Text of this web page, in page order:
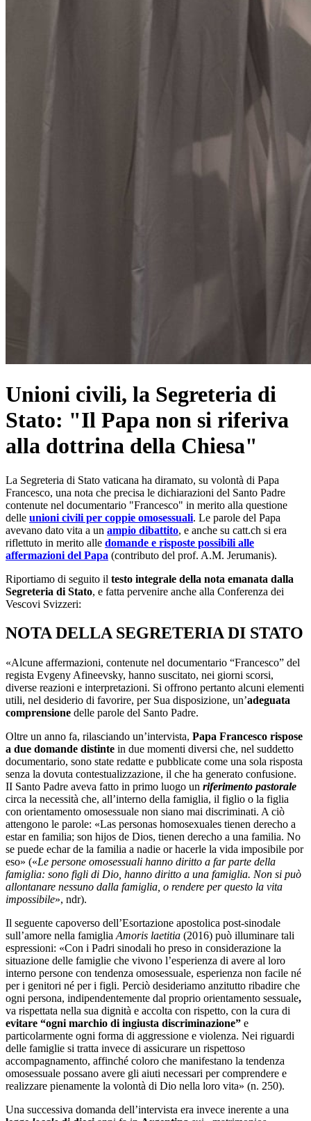
Unioni civili, la Segreteria di
Stato: "Il Papa non si riferiva
alla dottrina della Chiesa"
La Segreteria di Stato vaticana ha diramato, su volontà di Papa
Francesco, una nota che precisa le dichiarazioni del Santo Padre
contenute nel documentario "Francesco" in merito alla questione
delle unioni civili per coppie omosessuali. Le parole del Papa
avevano dato vita a un ampio dibattito, e anche su catt.ch si era
riflettuto in merito alle domande e risposte possibili alle
affermazioni del Papa (contributo del prof. A.M. Jerumanis).
Riportiamo di seguito il testo integrale della nota emanata dalla
Segreteria di Stato, e fatta pervenire anche alla Conferenza dei
Vescovi Svizzeri:
NOTA DELLA SEGRETERIA DI STATO
«Alcune affermazioni, contenute nel documentario “Francesco” del
regista Evgeny Afineevsky, hanno suscitato, nei giorni scorsi,
diverse reazioni e interpretazioni. Si offrono pertanto alcuni elementi
utili, nel desiderio di favorire, per Sua disposizione, un’adeguata
comprensione delle parole del Santo Padre.
Oltre un anno fa, rilasciando un’intervista, Papa Francesco rispose
a due domande distinte in due momenti diversi che, nel suddetto
documentario, sono state redatte e pubblicate come una sola risposta
senza la dovuta contestualizzazione, il che ha generato confusione.
II Santo Padre aveva fatto in primo luogo un riferimento pastorale
circa la necessità che, all’interno della famiglia, il figlio o la figlia
con orientamento omosessuale non siano mai discriminati. A ciò
attengono le parole: «Las personas homosexuales tienen derecho a
estar en familia; son hijos de Dios, tienen derecho a una familia. No
se puede echar de la familia a nadie or hacerle la vida imposibile por
eso» («Le persone omosessuali hanno diritto a far parte della
famiglia: sono figli di Dio, hanno diritto a una famiglia. Non si può
allontanare nessuno dalla famiglia, o rendere per questo la vita
impossibile», ndr).
Il seguente capoverso dell’Esortazione apostolica post-sinodale
sull’amore nella famiglia Amoris laetitia (2016) può illuminare tali
espressioni: «Con i Padri sinodali ho preso in considerazione la
situazione delle famiglie che vivono l’esperienza di avere al loro
interno persone con tendenza omosessuale, esperienza non facile né
per i genitori né per i figli. Perciò desideriamo anzitutto ribadire che
ogni persona, indipendentemente dal proprio orientamento sessuale,
va rispettata nella sua dignità e accolta con rispetto, con la cura di
evitare “ogni marchio di ingiusta discriminazione” e
particolarmente ogni forma di aggressione e violenza. Nei riguardi
delle famiglie si tratta invece di assicurare un rispettoso
accompagnamento, affinché coloro che manifestano la tendenza
omosessuale possano avere gli aiuti necessari per comprendere e
realizzare pienamente la volontà di Dio nella loro vita» (n. 250).
Una successiva domanda dell’intervista era invece inerente a una